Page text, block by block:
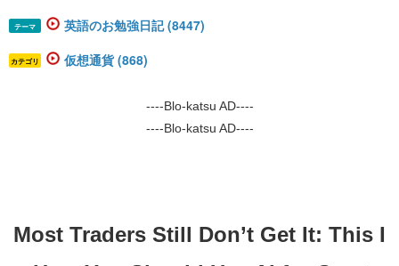
テーマ 英語のお勉強日記 (8447)
カテゴリ 仮想通貨 (868)
----Blo-katsu AD----
----Blo-katsu AD----
Most Traders Still Don’t Get It: This I